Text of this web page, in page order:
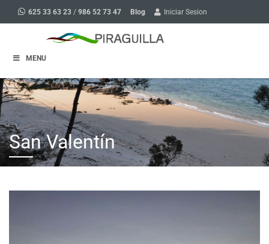
625 33 63 23 / 986 52 73 47 Blog Iniciar Sesion
MENU
San Valentín